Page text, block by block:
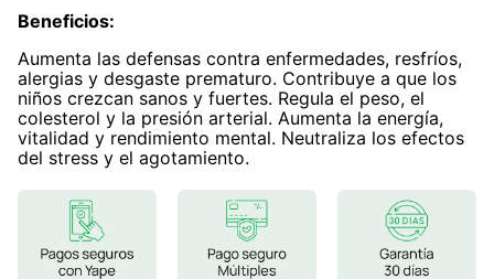
8.
stevia
9.
ashwagandha
10. clorofila
Beneficios:
Aumenta las defensas contra enfermedades, resfríos,
alergias y desgaste prematuro. Contribuye a que los
niños crezcan sanos y fuertes. Regula el peso, el
colesterol y la presión arterial. Aumenta la energía,
vitalidad y rendimiento mental. Neutraliza los efectos
del stress y el agotamiento.